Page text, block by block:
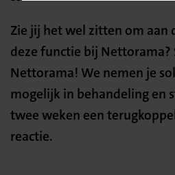
Zie jij het wel zitten om aan
deze functie bij Nettorama?
Nettorama! We nemen je
mogelijk in behandeling en
twee weken een
reactie.